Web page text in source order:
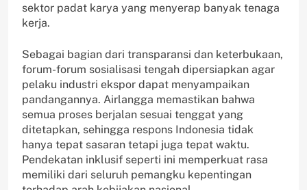
sektor padat karya yang menyerap banyak tenaga
kerja.
Sebagai bagian dari transparansi dan keterbukaan,
forum-forum sosialisasi tengah dipersiapkan agar
pelaku industri ekspor dapat menyampaikan
pandangannya. Airlangga memastikan bahwa
semua proses berjalan sesuai tenggat yang
ditetapkan, sehingga respons Indonesia tidak
hanya tepat sasaran tetapi juga tepat waktu.
Pendekatan inklusif seperti ini memperkuat rasa
memiliki dari seluruh pemangku kepentingan